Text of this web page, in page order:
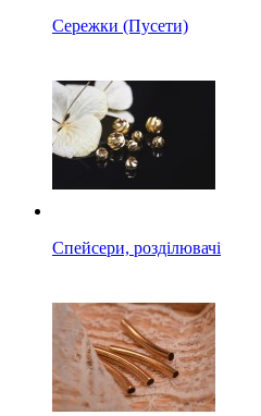
Сережки (Пусети)
Спейсери, розділювачі